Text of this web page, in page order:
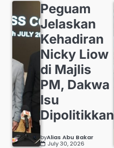
Peguam
Jelaskan
Kehadiran
Nicky Liow
di Majlis
PM, Dakwa
Isu
Dipolitikkan
byAlias Abu Bakar
July 30, 2026